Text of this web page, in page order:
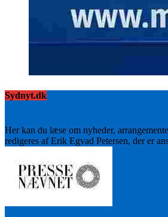
Sydnyt.dk
Her kan du læse om nyheder,
redigeres af Erik Egvad Petersen, der er